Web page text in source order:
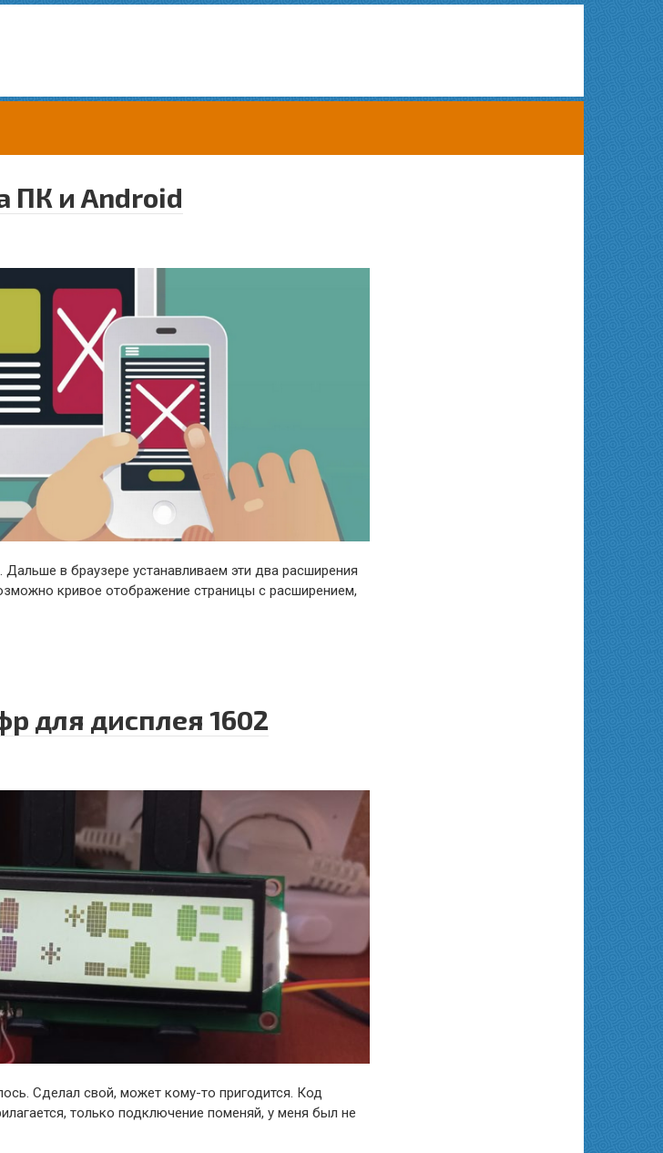
ПК и Android
в браузере устанавливаем эти два расширения
кривое отображение страницы с расширением,
для дисплея 1602
Сделал свой, может кому-то пригодится. Код
только подключение поменяй, у меня был не